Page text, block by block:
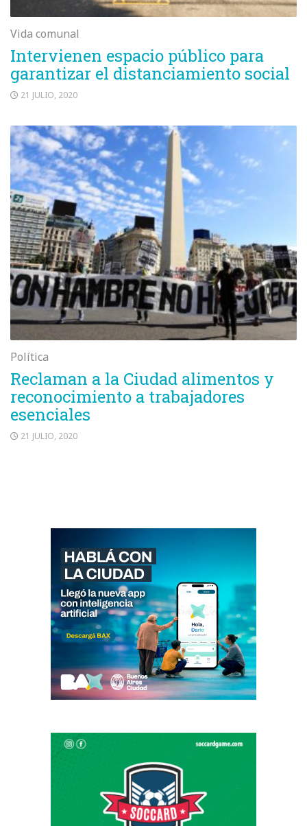
Vida comunal
Intervienen espacio público para
garantizar el distanciamiento social
21 JULIO, 2020
Política
Reclaman a la Ciudad alimentos y
reconocimiento a trabajadores
esenciales
21 JULIO, 2020